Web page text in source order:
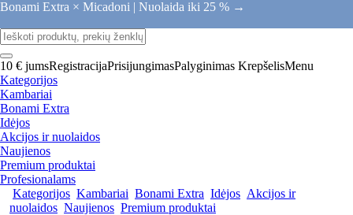
Bonami Extra × Micadoni | Nuolaida iki 25 % →
10 € jumsRegistracijaPrisijungimasPalyginimas KrepšelisMenu
Kategorijos
Kambariai
Bonami Extra
Idėjos
Akcijos ir nuolaidos
Naujienos
Premium produktai
Profesionalams
Kategorijos Kambariai Bonami Extra Idėjos Akcijos ir
nuolaidos Naujienos Premium produktai